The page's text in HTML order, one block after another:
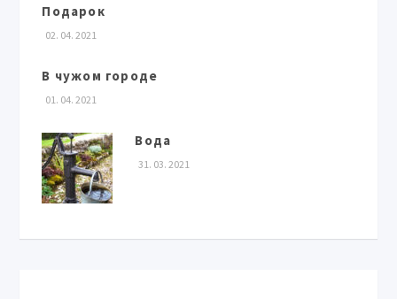
Подарок
02. 04. 2021
В чужом городе
01. 04. 2021
Вода
31. 03. 2021